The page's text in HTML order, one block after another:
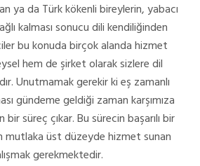
ya da Türk kökenli bireylerin, yabacı
kalması sonucu dili kendiliğinden
bu konuda birçok alanda hizmet
hem de şirket olarak sizlere dil
Unutmamak gerekir ki eş zamanlı
gündeme geldiği zaman karşımıza
süreç çıkar. Bu sürecin başarılı bir
mutlaka üst düzeyde hizmet sunan
gerekmektedir.